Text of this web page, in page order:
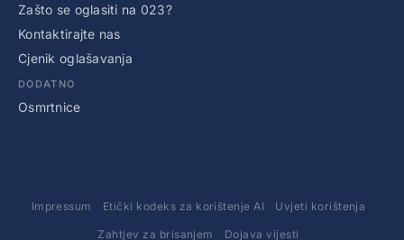
Zašto se oglasiti na 023?
Kontaktirajte nas
Cjenik oglašavanja
DODATNO
Osmrtnice
Impressum Etički kodeks za korištenje AI Uvjeti korištenja
Zahtjev za brisanjem Dojava vijesti